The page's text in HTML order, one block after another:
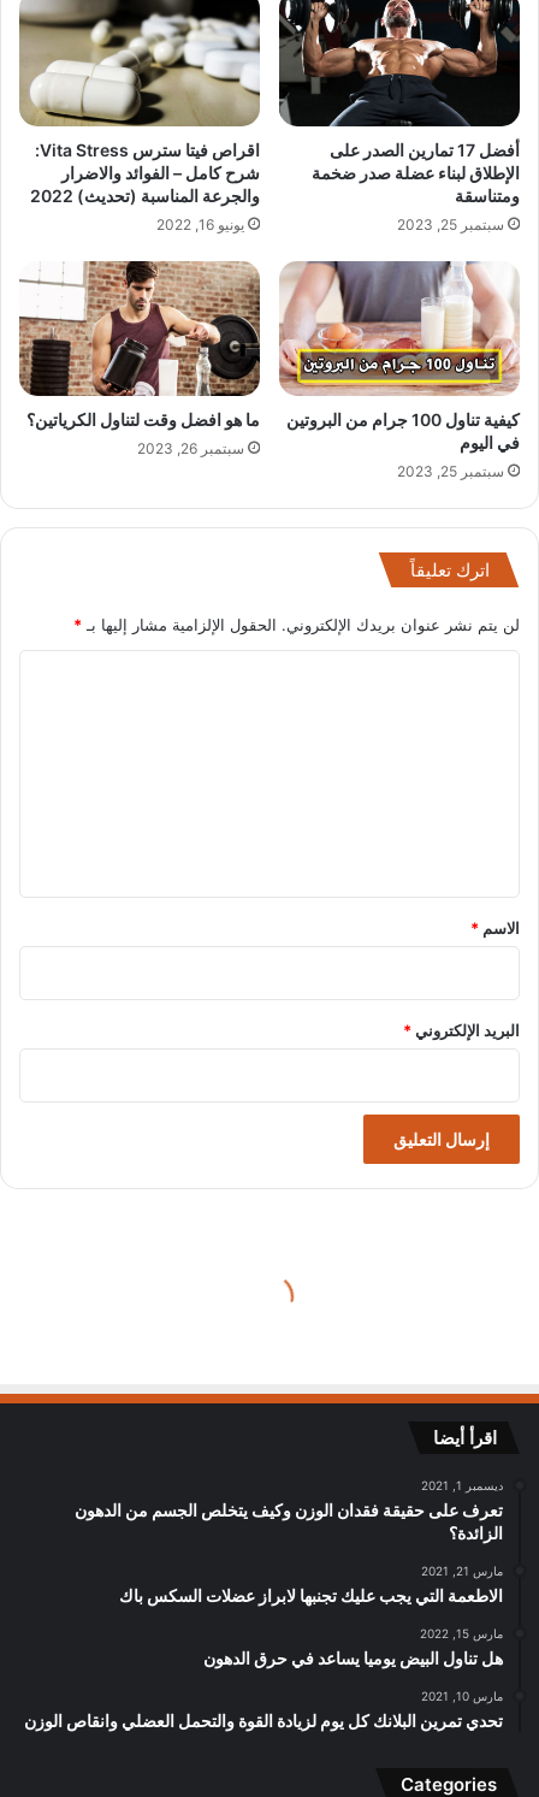
أفضل 17 تمارين الصدر على
الإطلاق لبناء عضلة صدر ضخمة
ومتناسقة
سبتمبر 25, 2023
اقراص فيتا سترس Vita Stress:
شرح كامل – الفوائد والاضرار
والجرعة المناسبة (تحديث) 2022
يونيو 16, 2022
كيفية تناول 100 جرام من البروتين
في اليوم
سبتمبر 25, 2023
ما هو افضل وقت لتناول الكرياتين؟
سبتمبر 26, 2023
اترك تعليقاً
لن يتم نشر عنوان بريدك الإلكتروني. الحقول الإلزامية مشار إليها بـ*
*
الاسم *
البريد الإلكتروني*
اقرأ أيضا
ديسمبر 1, 2021
تعرف على حقيقة فقدان الوزن وكيف يتخلص الجسم من الدهون
الزائدة؟
مارس 21, 2021
الاطعمة التي يجب عليك تجنبها لابراز عضلات السكس باك
مارس 15, 2022
هل تناول البيض يوميا يساعد في حرق الدهون
مارس 10, 2021
تحدي تمرين البلانك كل يوم لزيادة القوة والتحمل العضلي وانقاص الوزن
Categories